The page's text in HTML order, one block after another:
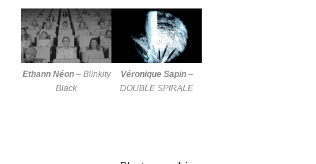
Ethann Néon– Blinkity
Black
Véronique Sapin–
DOUBLE SPIRALE